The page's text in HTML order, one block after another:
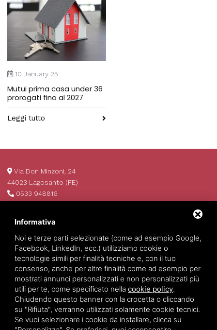
10 January 25
Mutui prima casa under 36
prorogati fino al 2027
Leggi tutto
Via Don Minzoni, 24
44023 Lagosanto (FE)
0533 948816
REA 174484
Invim Investimenti Immobiliari© 2026 All Rights Reserved.
Informativa
Noi e terze parti selezionate (come ad esempio Google,
Facebook, LinkedIn, ecc.) utilizziamo cookie o
tecnologie simili per finalità tecniche e, con il tuo
consenso, anche per altre finalità come ad esempio per
mostrati annunci personalizzati e non personalizzati più
utili per te, come specificato nella cookie policy.
Chiudendo questo banner con la crocetta o cliccando
su "Rifiuta", verranno utilizzati solamente cookie tecnici.
Se vuoi selezionare i cookie da installare, clicca su